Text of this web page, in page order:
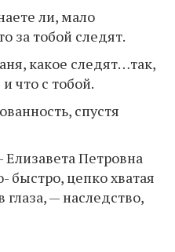
ли, мало
за тобой следят.
какое следят…так,
что с тобой.
спустя
Петровна
быстро, цепко хватая
глаза, — наследство,